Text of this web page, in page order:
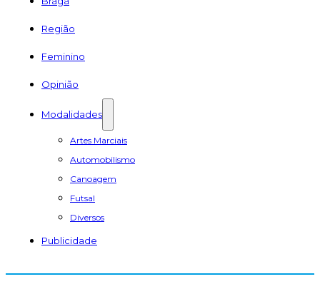
Região
Feminino
Opinião
Modalidades
Artes Marciais
Automobilismo
Canoagem
Futsal
Diversos
Publicidade